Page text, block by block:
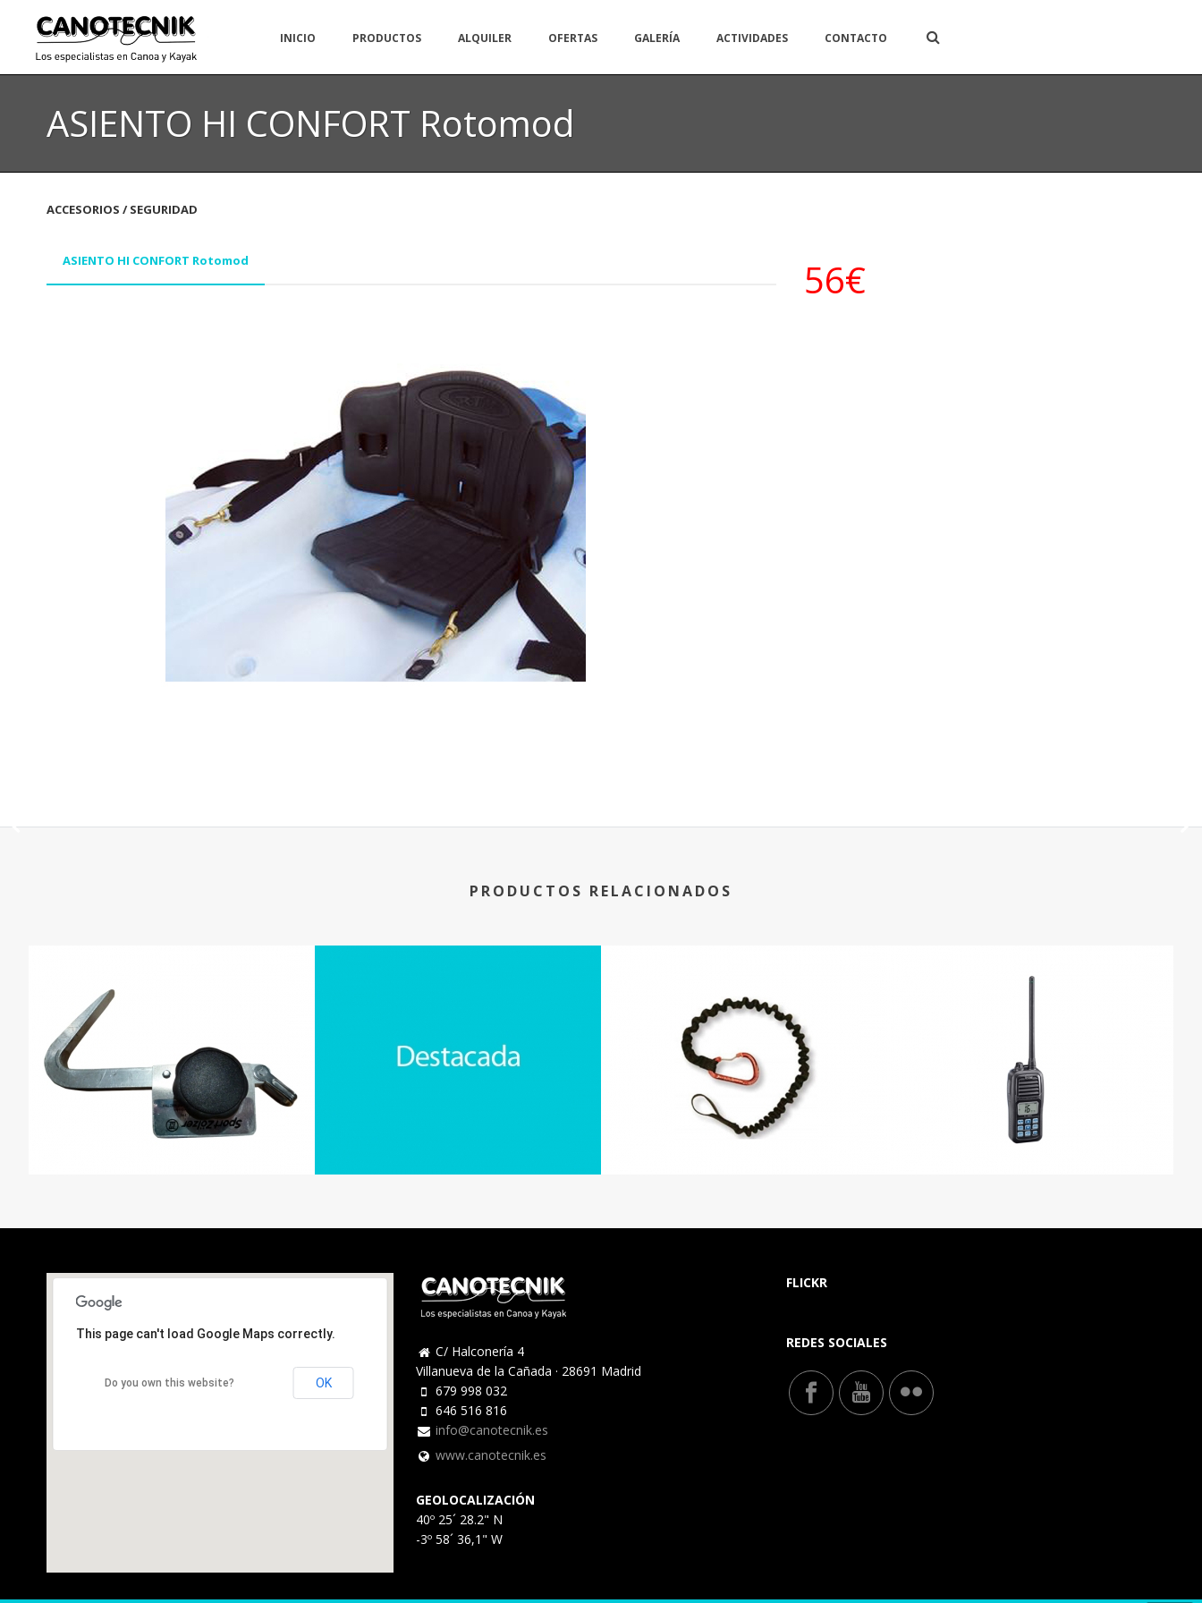
INICIO PRODUCTOS ALQUILER OFERTAS GALERÍA ACTIVIDADES CONTACTO
ASIENTO HI CONFORT Rotomod
ACCESORIOS / SEGURIDAD
ASIENTO HI CONFORT Rotomod 56€
PRODUCTOS RELACIONADOS
This page can't load Google Maps correctly.
Do you own this website? OK
C/ Halconería 4
Villanueva de la Cañada · 28691 Madrid
679 998 032
646 516 816
info@canotecnik.es
www.canotecnik.es
GEOLOCALIZACIÓN
40º 25´ 28.2" N
-3º 58´ 36,1" W
FLICKR
REDES SOCIALES